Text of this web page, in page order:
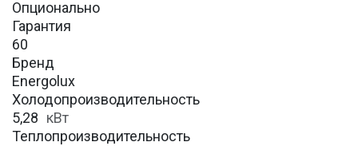
Опционально
Гарантия
60
Бренд
Energolux
Холодопроизводительность
5,28 кВт
Теплопроизводительность